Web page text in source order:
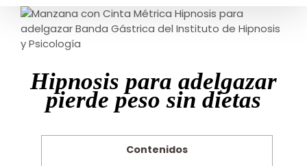
View
Larger
Image
Hipnosis para adelgazar
pierde peso sin dietas
Contenidos